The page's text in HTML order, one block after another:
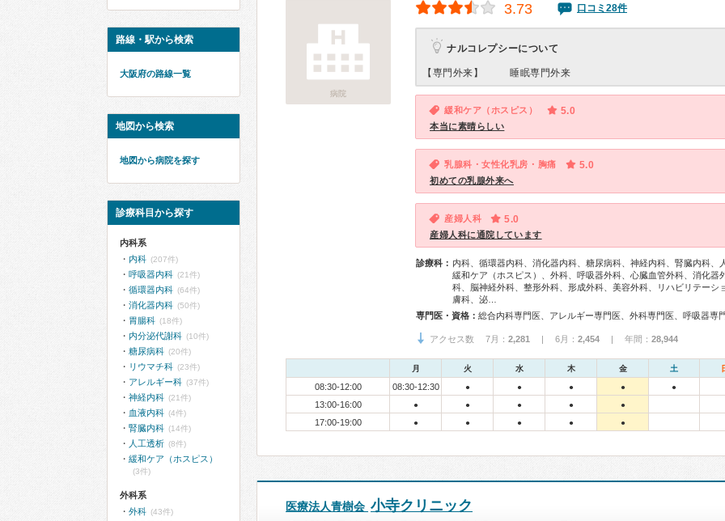
病院
3.73 口コミ28件
ナルコレプシーについて
【専門外来】 睡眠専門外来
緩和ケア（ホスピス） 5.0
本当に素晴らしい
乳腺科・女性化乳房・胸痛 5.0
初めての乳腺外来へ
産婦人科 5.0
産婦人科に通院しています
診療科： 内科、循環器内科、消化器内科、糖尿病科、神経内科、腎臓内科、
緩和ケア（ホスピス）、外科、呼吸器外科、心臓血管外科、消化器
科、脳神経外科、整形外科、形成外科、美容外科、リハビリテーシ
膚科、泌…
専門医・資格：
アクセス数 7月： 2,281 | 6月： 2,454 | 年間： 28,944
月 火 水 木 金 土
08:30-12:00 08:30-12:30 ● ● ● ● ●
13:00-16:00 ● ● ● ● ●
17:00-19:00 ● ● ● ● ●
医療法人青樹会 小寺クリニック
路線・駅から検索
大阪府の路線一覧
地図から検索
地図から病院を探す
診療科目から探す
内科系
内科 (207件)
呼吸器内科 (21件)
循環器内科 (64件)
消化器内科 (50件)
胃腸科 (18件)
内分泌代謝科 (10件)
糖尿病科 (20件)
リウマチ科 (23件)
アレルギー科 (37件)
神経内科 (21件)
血液内科 (4件)
腎臓内科 (14件)
人工透析 (8件)
緩和ケア（ホスピス）
(3件)
外科系
外科 (43件)